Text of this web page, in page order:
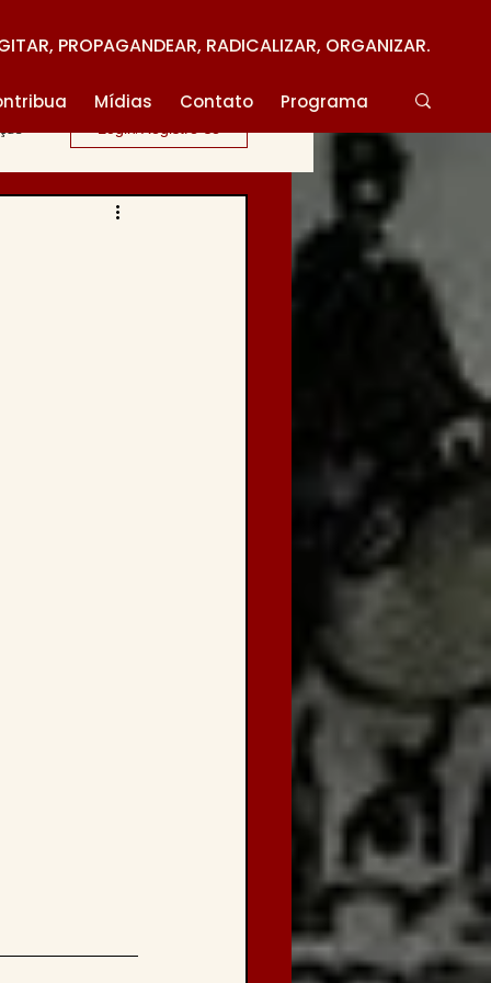
PROPAGANDEAR, RADICALIZAR, ORGANIZAR.
Mídias Contato Programa